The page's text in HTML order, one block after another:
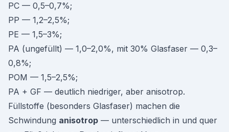
PC — 0,5–0,7%;
PP — 1,2–2,5%;
PE — 1,5–3%;
PA (ungefüllt) — 1,0–2,0%, mit 30% Glasfaser — 0,3–
0,8%;
POM — 1,5–2,5%;
PA + GF — deutlich niedriger, aber anisotrop.
Füllstoffe (besonders Glasfaser) machen die
Schwindung anisotrop — unterschiedlich in und quer